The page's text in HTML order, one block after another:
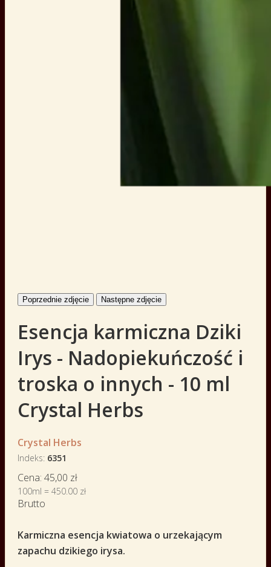
Poprzednie zdjęcie Następne zdjęcie
Esencja karmiczna Dziki
Irys - Nadopiekuńczość i
troska o innych - 10 ml
Crystal Herbs
Crystal Herbs
Indeks 6351
Cena: 45,00 zł
100ml = 450.00 zł
Brutto
Karmiczna esencja kwiatowa o urzekającym
zapachu dzikiego irysa.